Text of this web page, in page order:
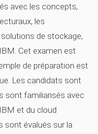
avec les concepts,
les
de stockage,
Cet examen est
de préparation est
Les candidats sont
sont familiarisés avec
et du cloud
sont évalués sur la